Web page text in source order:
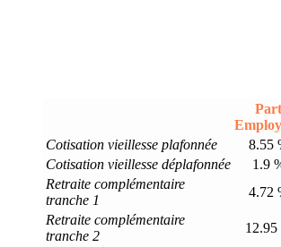
Part
Cotisation vieillesse plafonnée
8.55
Cotisation vieillesse déplafonnée
1.9
Retraite complémentaire
tranche 1
4.72
Retraite complémentaire
tranche 2
12.95